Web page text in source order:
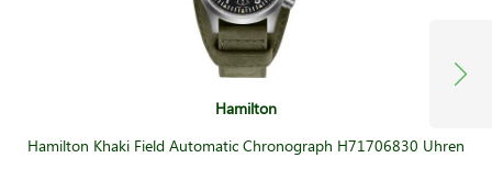
Hamilton
Hamilton Khaki Field Automatic Chronograph H71706830 Uhren